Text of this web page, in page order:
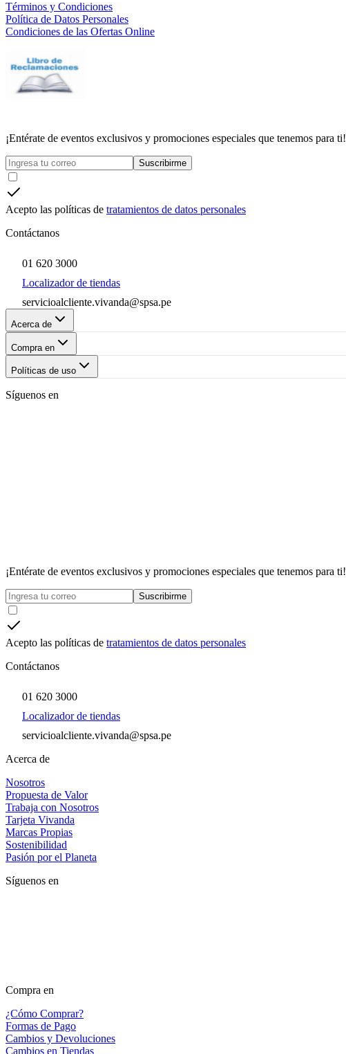
Términos y Condiciones
Política de Datos Personales
Condiciones de las Ofertas Online
¡Entérate de eventos exclusivos y promociones especiales que tenemos para ti!
Suscribirme
Acepto las políticas de tratamientos de datos personales
Contáctanos
01 620 3000
Localizador de tiendas
servicioalcliente.vivanda@spsa.pe
Acerca de
Compra en
Políticas de uso
Síguenos en
¡Entérate de eventos exclusivos y promociones especiales que tenemos para ti!
Suscribirme
Acepto las políticas de tratamientos de datos personales
Contáctanos
01 620 3000
Localizador de tiendas
servicioalcliente.vivanda@spsa.pe
Acerca de
Nosotros
Propuesta de Valor
Trabaja con Nosotros
Tarjeta Vivanda
Marcas Propias
Sostenibilidad
Pasión por el Planeta
Síguenos en
Compra en
¿Cómo Comprar?
Formas de Pago
Cambios y Devoluciones
Cambios en Tiendas